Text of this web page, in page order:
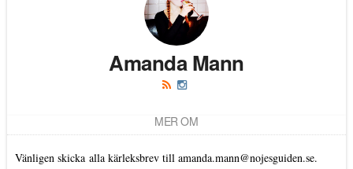
Amanda Mann
MER OM
Vänligen skicka alla kärleksbrev till amanda.mann@nojesguiden.se.